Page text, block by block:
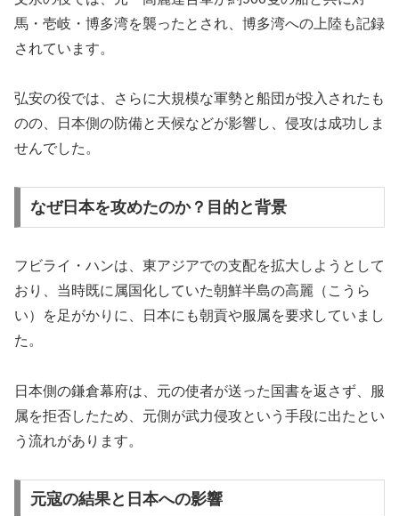
馬・壱岐・博多湾を襲ったとされ、博多湾への上陸も記録
されています。
弘安の役では、さらに大規模な軍勢と船団が投入されたも
のの、日本側の防備と天候などが影響し、侵攻は成功しま
せんでした。
なぜ日本を攻めたのか？目的と背景
フビライ・ハンは、東アジアでの支配を拡大しようとして
おり、当時既に属国化していた朝鮮半島の高麗（こうら
い）を足がかりに、日本にも朝貢や服属を要求していまし
た。
日本側の鎌倉幕府は、元の使者が送った国書を返さず、服
属を拒否したため、元側が武力侵攻という手段に出たとい
う流れがあります。
元寇の結果と日本への影響